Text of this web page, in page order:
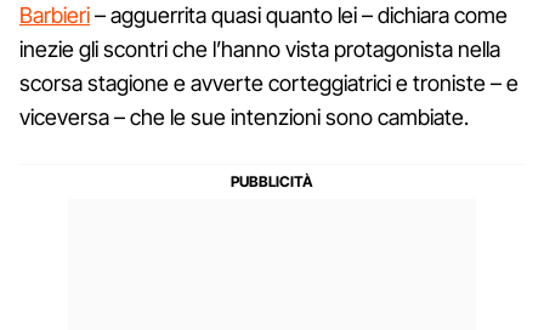
Barbieri– agguerrita quasi quanto lei – dichiara come
inezie gli scontri che l’hanno vista protagonista nella
scorsa stagione e avverte corteggiatrici e troniste – e
viceversa – che le sue intenzioni sono cambiate.